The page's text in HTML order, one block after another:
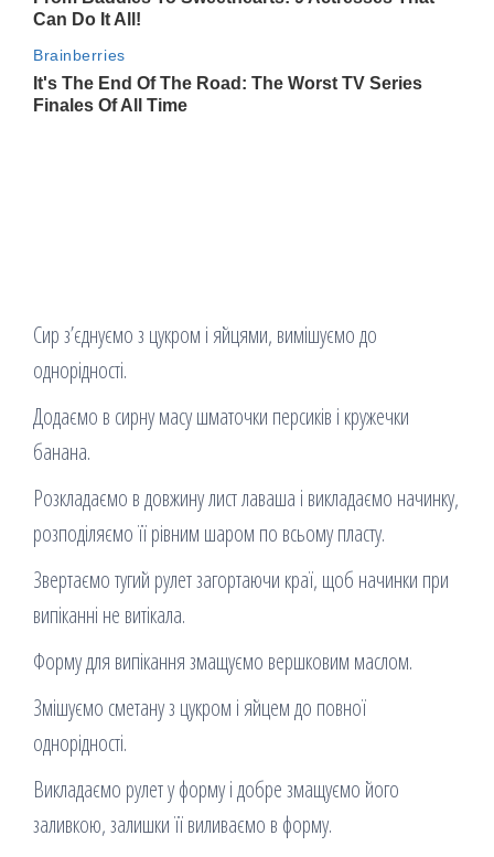
Сир з’єднуємо з цукром і яйцями, вимішуємо до
однорідності.
Додаємо в сирну масу шматочки персиків і кружечки
банана.
Розкладаємо в довжину лист лаваша і викладаємо начинку,
розподіляємо її рівним шаром по всьому пласту.
Звертаємо тугий рулет загортаючи краї, щоб начинки при
випіканні не витікала.
Форму для випікання змащуємо вершковим маслом.
Змішуємо сметану з цукром і яйцем до повної
однорідності.
Викладаємо рулет у форму і добре змащуємо його
заливкою, залишки її виливаємо в форму.